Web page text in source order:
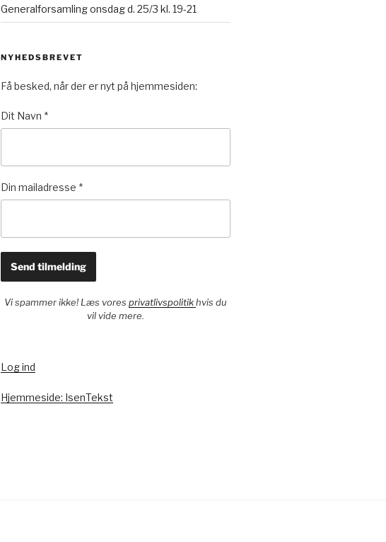
Generalforsamling onsdag d. 25/3 kl. 19-21
NYHEDSBREVET
Få besked, når der er nyt på hjemmesiden:
Dit Navn *
Din mailadresse *
Vi spammer ikke! Læs vores privatlivspolitikhvis du
vil vide mere.
Log ind
Hjemmeside: IsenTekst